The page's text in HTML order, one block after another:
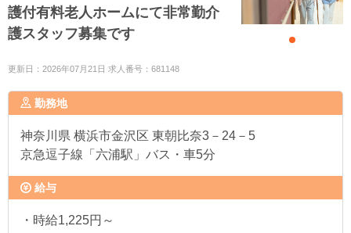
護付有料老人ホームにて非常勤介
護スタッフ募集です
更新日：2026年07月21日 求人番号：681148
勤務地
神奈川県 横浜市金沢区 東朝比奈3－24－5
京急逗子線「六浦駅」バス・車5分
給与
・時給1,225円～